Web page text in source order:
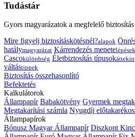
Tudástár
Gyors magyarázatok a megfelelő
Mire figyelj biztosításkötésnél?alapok
hatálymagyarázat Kárrendezés menetelépések
Cascokülönbség Életbiztosítás típusok
váltástippek
Biztosítás összehasonlító
Befektetés
Kalkulátorok
Állampapír Babakötvény Gyermek
Megtakarítási számla Nyugdíj
Állampapírok
Bónusz Magyar Állampapír Diszkont